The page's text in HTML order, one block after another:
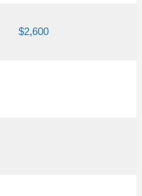
$2,600